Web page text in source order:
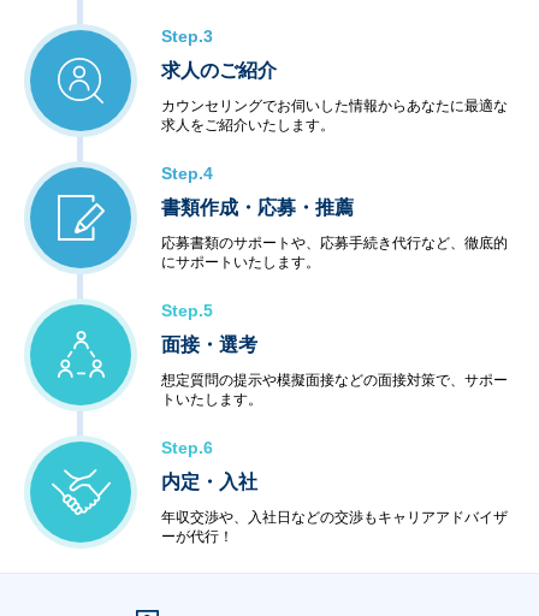
Step.3
求人のご紹介
カウンセリングでお伺いした情報からあなたに最適な
求人をご紹介いたします。
Step.4
書類作成・応募・推薦
応募書類のサポートや、応募手続き代行など、徹底的
にサポートいたします。
Step.5
面接・選考
想定質問の提示や模擬面接などの面接対策で、サポー
トいたします。
Step.6
内定・入社
年収交渉や、入社日などの交渉もキャリアアドバイザ
ーが代行！